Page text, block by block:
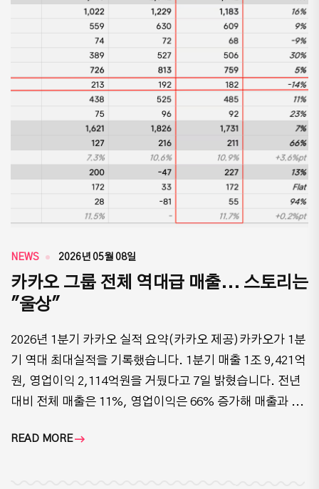
NEWS 2026년 05월 08일
카카오 그룹 전체 역대급 매출... 스토리는
"울상"
2026년 1분기 카카오 실적 요약(카카오 제공)카카오가 1분
기 역대 최대실적을 기록했습니다. 1분기 매출 1조 9,421억
원, 영업이익 2,114억원을 거뒀다고 7일 밝혔습니다. 전년
대비 전체 매출은 11%, 영업이익은 66% 증가해 매출과 ...
READ MORE